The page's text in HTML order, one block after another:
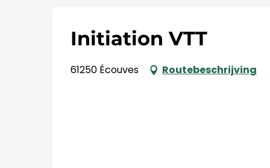
Initiation VTT
61250 Écouves Routebeschrijving